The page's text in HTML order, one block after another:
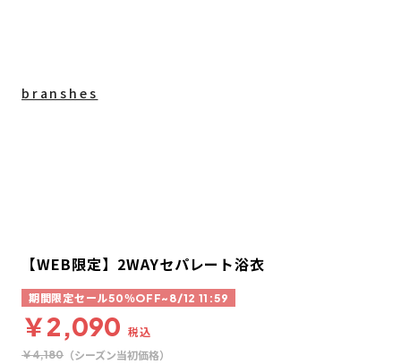
branshes
【WEB限定】2WAYセパレート浴衣
期間限定セール50％OFF~8/12 11:59
￥2,090 税込
￥4,180 （シーズン当初価格）